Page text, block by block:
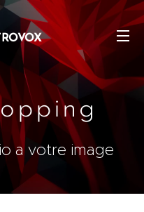
S.A
a votre image